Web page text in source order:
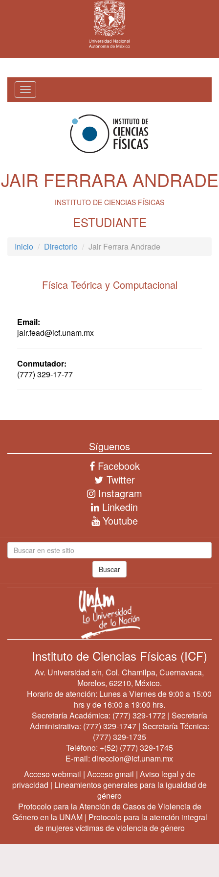
Toggle
navigation
JAIR FERRARA ANDRADE
INSTITUTO DE CIENCIAS FÍSICAS
ESTUDIANTE
Inicio Directorio Jair Ferrara Andrade
Física Teórica y Computacional
Email:
jair.fead@icf.unam.mx
Conmutador:
(777) 329-17-77
Síguenos
Facebook
Twitter
Instagram
Linkedin
Youtube
Buscar
Instituto de Ciencias Físicas (ICF)
Av. Universidad s/n, Col. Chamilpa, Cuernavaca,
Morelos, 62210, México.
Horario de atención: Lunes a Viernes de 9:00 a 15:00
hrs y de 16:00 a 19:00 hrs.
Secretaría Académica: (777) 329-1772 | Secretaría
Administrativa: (777) 329-1747| Secretaría Técnica:
(777) 329-1735
Teléfono: +(52) (777) 329-1745
E-mail: direccion@icf.unam.mx
Acceso webmail | Acceso gmail | Aviso legal y de
privacidad | Lineamientos generales para la igualdad de
género
Protocolo para la Atención de Casos de Violencia de
Género en la UNAM| Protocolo para la atención integral
de mujeres víctimas de violencia de género